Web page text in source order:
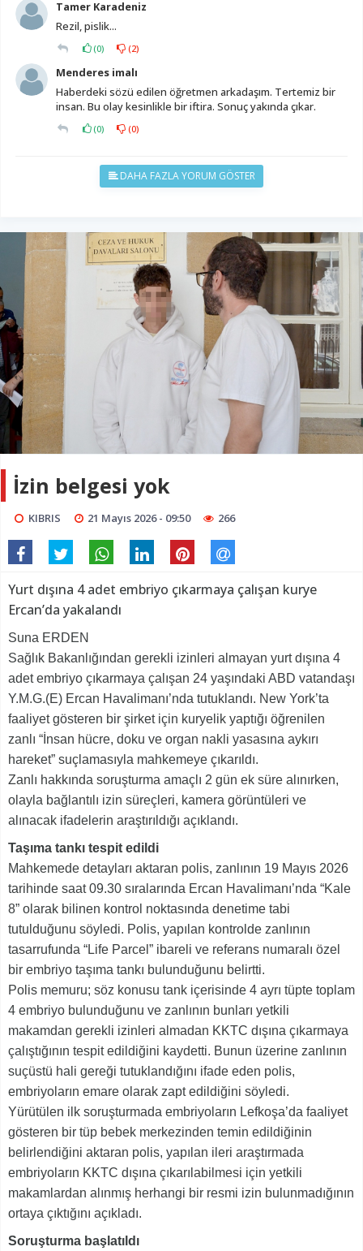
Tamer Karadeniz
Rezil, pislik...
(0) (2)
Menderes imalı
Haberdeki sözü edilen öğretmen arkadaşım. Tertemiz bir
insan. Bu olay kesinlikle bir iftira. Sonuç yakında çıkar.
(0) (0)
DAHA FAZLA YORUM GÖSTER
İzin belgesi yok
KIBRIS 21 Mayıs 2026 - 09:50 266
Yurt dışına 4 adet embriyo çıkarmaya çalışan kurye
Ercan’da yakalandı
Suna ERDEN
Sağlık Bakanlığından gerekli izinleri almayan yurt dışına 4
adet embriyo çıkarmaya çalışan 24 yaşındaki ABD vatandaşı
Y.M.G.(E) Ercan Havalimanı’nda tutuklandı. New York’ta
faaliyet gösteren bir şirket için kuryelik yaptığı öğrenilen
zanlı “İnsan hücre, doku ve organ nakli yasasına aykırı
hareket” suçlamasıyla mahkemeye çıkarıldı.
Zanlı hakkında soruşturma amaçlı 2 gün ek süre alınırken,
olayla bağlantılı izin süreçleri, kamera görüntüleri ve
alınacak ifadelerin araştırıldığı açıklandı.
Taşıma tankı tespit edildi
Mahkemede detayları aktaran polis, zanlının 19 Mayıs 2026
tarihinde saat 09.30 sıralarında Ercan Havalimanı’nda “Kale
8” olarak bilinen kontrol noktasında denetime tabi
tutulduğunu söyledi. Polis, yapılan kontrolde zanlının
tasarrufunda “Life Parcel” ibareli ve referans numaralı özel
bir embriyo taşıma tankı bulunduğunu belirtti.
Polis memuru; söz konusu tank içerisinde 4 ayrı tüpte toplam
4 embriyo bulunduğunu ve zanlının bunları yetkili
makamdan gerekli izinleri almadan KKTC dışına çıkarmaya
çalıştığının tespit edildiğini kaydetti. Bunun üzerine zanlının
suçüstü hali gereği tutuklandığını ifade eden polis,
embriyoların emare olarak zapt edildiğini söyledi.
Yürütülen ilk soruşturmada embriyoların Lefkoşa’da faaliyet
gösteren bir tüp bebek merkezinden temin edildiğinin
belirlendiğini aktaran polis, yapılan ileri araştırmada
embriyoların KKTC dışına çıkarılabilmesi için yetkili
makamlardan alınmış herhangi bir resmi izin bulunmadığının
ortaya çıktığını açıkladı.
Soruşturma başlatıldı